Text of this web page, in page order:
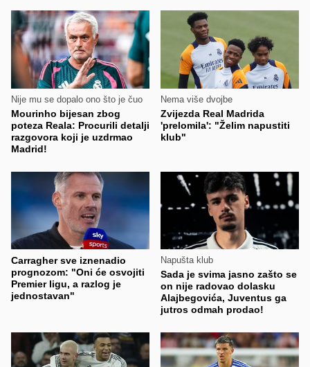
Nije mu se dopalo ono što je čuo
Mourinho bijesan zbog
poteza Reala: Procurili detalji
razgovora koji je uzdrmao
Madrid!
Nema više dvojbe
Zvijezda Real Madrida
'prelomila': "Želim napustiti
klub"
Carragher sve iznenadio
prognozom: "Oni će osvojiti
Premier ligu, a razlog je
jednostavan"
Napušta klub
Sada je svima jasno zašto se
on nije radovao dolasku
Alajbegovića, Juventus ga
jutros odmah prodao!